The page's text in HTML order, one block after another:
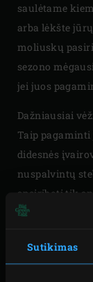
Sutikimas
saulėtame
arba lėkšte
moliuskų
sezono
jei juos
Dažniausiai
Taip
didesnės
nuspalvintų
apsiriboti tik
suvertomis
į valgiaraštį